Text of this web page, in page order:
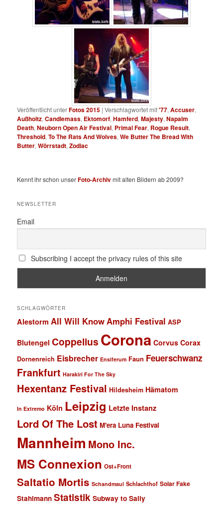
Veröffentlicht unterFotos 2015 |Verschlagwortet mit'77,Accuser,
Außholtz,Candlemass, Ektomorf,Hamferd,Majesty,Napalm
Death,Neuborn Open Air Festival, Primal Fear, Rogue Result,
Threshold,To The Rats And Wolves,We Butter The Bread With
Butter,Wörrstadt,Zodiac
Kennt ihr schon unserFoto-Archivmit alten Bildern ab 2009?
NEWSLETTER
Email
Subscribing I accept the privacy rules of this site
SCHLAGWÖRTER
Alestorm All Will KnowAmphi Festival ASP
Blutengel Coppelius Corona Corvus Corax
Dornenreich Eisbrecher Ensiferum Faun Feuerschwanz
Frankfurt Harakiri For The Sky
Hexentanz Festival Hildesheim Hämatom
In Extremo Köln Leipzig Letzte Instanz
Lord Of The Lost M'era Luna Festival
Mannheim Mono Inc.
MS Connexion Ost+Front
Saltatio Mortis Schandmaul Schlachthof Solar Fake
Stahlmann Statistik Subway to Sally